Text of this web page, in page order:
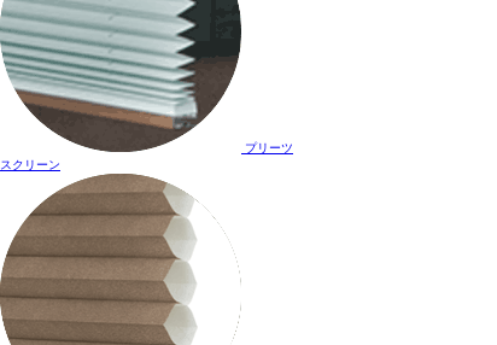
プリーツ
スクリーン